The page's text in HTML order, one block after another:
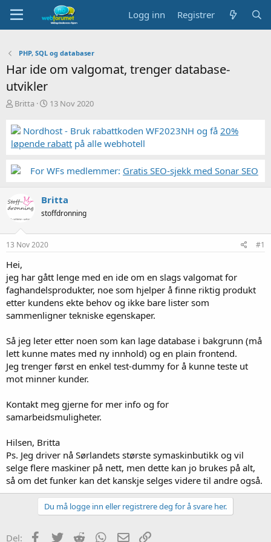
Logg inn Registrer
PHP, SQL og databaser
Har ide om valgomat, trenger database-
utvikler
T
å
d
s
a
e
r
Britta
S
r
t
a
13 Nov 2020
Nordhost - Bruk rabattkoden WF2023NH og få 20%
løpende rabatt på alle webhotell
For WFs medlemmer: Gratis SEO-sjekk med Sonar SEO
Britta
stoffdronning
13 Nov 2020 #1
Hei,
jeg har gått lenge med en ide om en slags valgomat for
faghandelsprodukter, noe som hjelper å finne riktig produkt
etter kundens ekte behov og ikke bare lister som
sammenligner tekniske egenskaper.
Så jeg leter etter noen som kan lage database i bakgrunn (må
lett kunne mates med ny innhold) og en plain frontend.
Jeg trenger først en enkel test-dummy for å kunne teste ut
mot minner kunder.
Kontakt meg gjerne for mer info og for
samarbeidsmuligheter.
Hilsen, Britta
Ps. Jeg driver nå Sørlandets største symaskinbutikk og vil
selge flere maskiner på nett, men dette kan jo brukes på alt,
så om det funker kan det kanskje selges videre til andre også.
Du må logge inn eller registrere deg for å svare her.
Del: Facebook
Twitter Reddit WhatsApp
E-post